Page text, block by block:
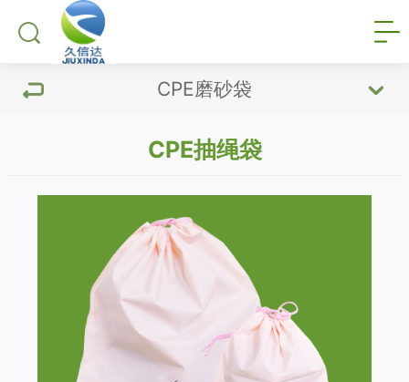
CPE磨砂袋
CPE抽绳袋